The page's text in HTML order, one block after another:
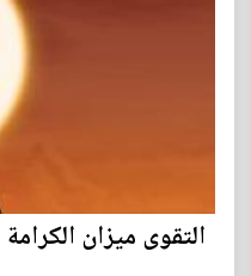
التقوى ميزان الكرامة